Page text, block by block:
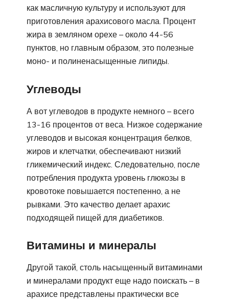
как масличную культуру и используют для
приготовления арахисового масла. Процент
жира в земляном орехе – около 44-56
пунктов, но главным образом, это полезные
моно- и полиненасыщенные липиды.
Углеводы
А вот углеводов в продукте немного – всего
13-16 процентов от веса. Низкое содержание
углеводов и высокая концентрация белков,
жиров и клетчатки, обеспечивают низкий
гликемический индекс. Следовательно, после
потребления продукта уровень глюкозы в
кровотоке повышается постепенно, а не
рывками. Это качество делает арахис
подходящей пищей для диабетиков.
Витамины и минералы
Другой такой, столь насыщенный витаминами
и минералами продукт еще надо поискать – в
арахисе представлены практически все